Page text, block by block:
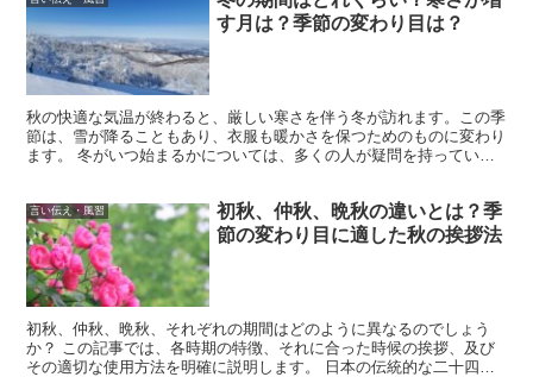
す月は？季節の変わり目は？
秋の快適な気温が終わると、厳しい寒さを伴う冬が訪れます。この季
節は、雪が降ることもあり、衣服も暖かさを保つためのものに変わり
ます。 冬がいつ始まるかについては、多くの人が疑問を持っていま
言い伝え・風習
初秋、仲秋、晩秋の違いとは？季
節の変わり目に適した秋の挨拶法
初秋、仲秋、晩秋、それぞれの期間はどのように異なるのでしょう
か？ この記事では、各時期の特徴、それに合った時候の挨拶、及び
その適切な使用方法を明確に説明します。 日本の伝統的な二十四節